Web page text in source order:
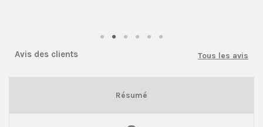
Avis des clients Tous les avis
Résumé